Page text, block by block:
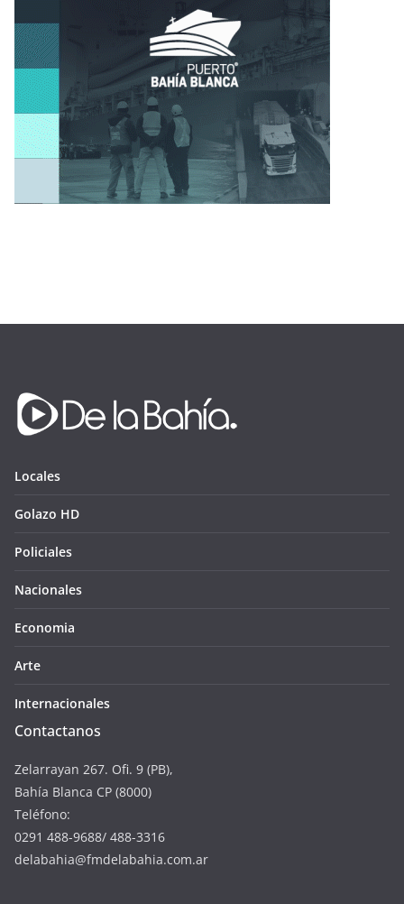
Locales
Golazo HD
Policiales
Nacionales
Economia
Arte
Internacionales
Contactanos
Zelarrayan 267. Ofi. 9 (PB),
Bahía Blanca CP (8000)
Teléfono:
0291 488-9688/ 488-3316
delabahia@fmdelabahia.com.ar